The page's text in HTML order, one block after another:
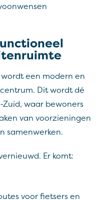
een modern en
Dit wordt dé
waar bewoners
van voorzieningen
samenwerken.
Er komt:
voor fietsers en